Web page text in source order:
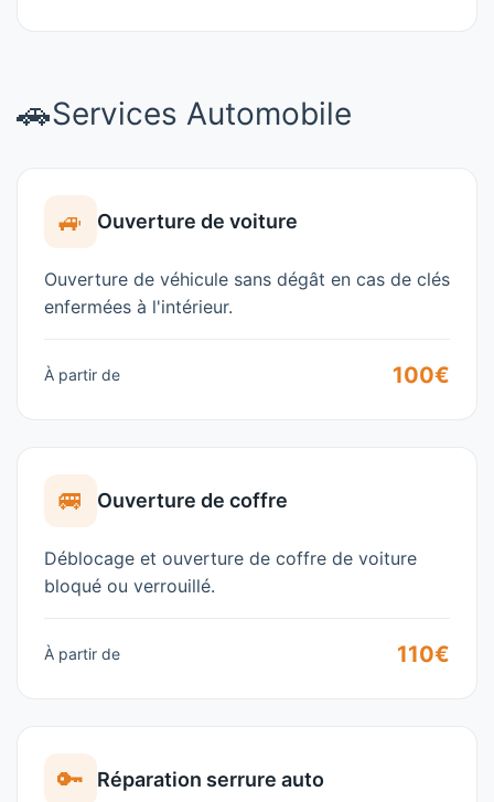
🚗Services Automobile
🚙 Ouverture de voiture
Ouverture de véhicule sans dégât en cas de clés
enfermées à l'intérieur.
À partir de 100€
🚐 Ouverture de coffre
Déblocage et ouverture de coffre de voiture
bloqué ou verrouillé.
À partir de 110€
🔑 Réparation serrure auto